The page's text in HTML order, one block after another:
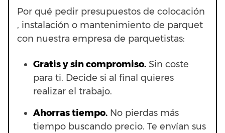
Por qué pedir presupuestos de colocación
, instalación o mantenimiento de parquet
con nuestra empresa de parquetistas:
Gratis y sin compromiso. Sin coste
para ti. Decide si al final quieres
realizar el trabajo.
Ahorras tiempo. No pierdas más
tiempo buscando precio. Te envían sus